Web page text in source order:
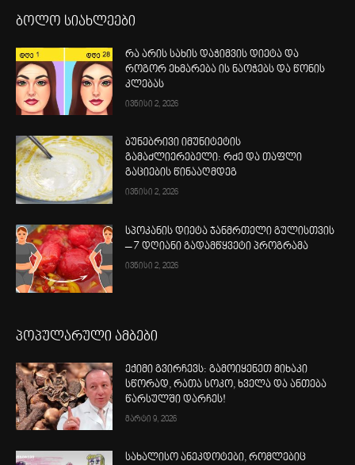
ბოლო სიახლეები
რა არის სახის დაჭიმვის დიეტა და
როგორ ეხმარება ის ნაოჭებს და წონის
კლებას
ივნისი 2, 2026
ბუნებრივი იმუნიტეტის
გამაძლიერებელი: რძე და თაფლი
გაციების წინააღმდეგ
ივნისი 2, 2026
სპოკანის დიეტა ჯანმრთელი გულისთვის
– 7 დღიანი გადამწყვეტი პროგრამა
ივნისი 2, 2026
პოპულარული ამბები
ექიმი გვირჩევს: გამოიყენეთ მიხაკი
სწორად, რათა სოკო, ხველა და ანთება
წარსულში დარჩეს!
მარტი 9, 2026
სახალისო ანეკდოტები, რომლებიც